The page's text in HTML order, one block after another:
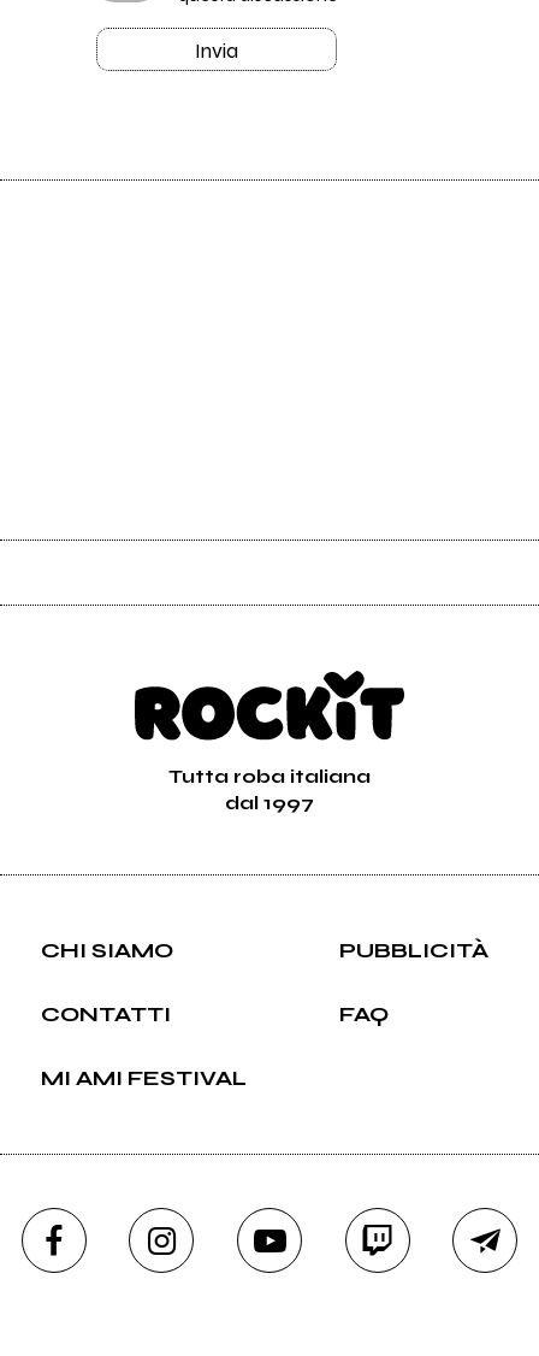
Invia
Tutta roba italiana
dal 1997
CHI SIAMO PUBBLICITÀ
CONTATTI FAQ
MI AMI FESTIVAL